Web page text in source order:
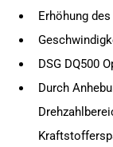
Erhöhung
DSG DQ500
Durch